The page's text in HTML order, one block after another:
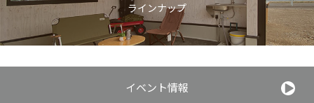
ラインナップ
イベント情報